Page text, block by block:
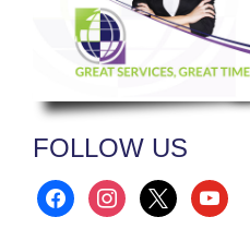
FOLLOW US
facebookinstagram
x youtube